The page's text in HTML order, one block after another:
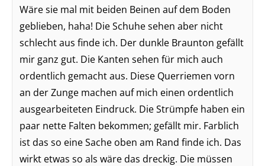
Wäre sie mal mit beiden Beinen auf dem Boden
geblieben, haha! Die Schuhe sehen aber nicht
schlecht aus finde ich. Der dunkle Braunton gefällt
mir ganz gut. Die Kanten sehen für mich auch
ordentlich gemacht aus. Diese Querriemen vorn
an der Zunge machen auf mich einen ordentlich
ausgearbeiteten Eindruck. Die Strümpfe haben ein
paar nette Falten bekommen; gefällt mir. Farblich
ist das so eine Sache oben am Rand finde ich. Das
wirkt etwas so als wäre das dreckig. Die müssen